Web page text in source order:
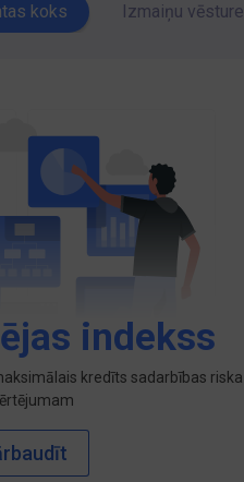
koks Izmaiņu vēsture
indekss
kredīts sadarbības riska